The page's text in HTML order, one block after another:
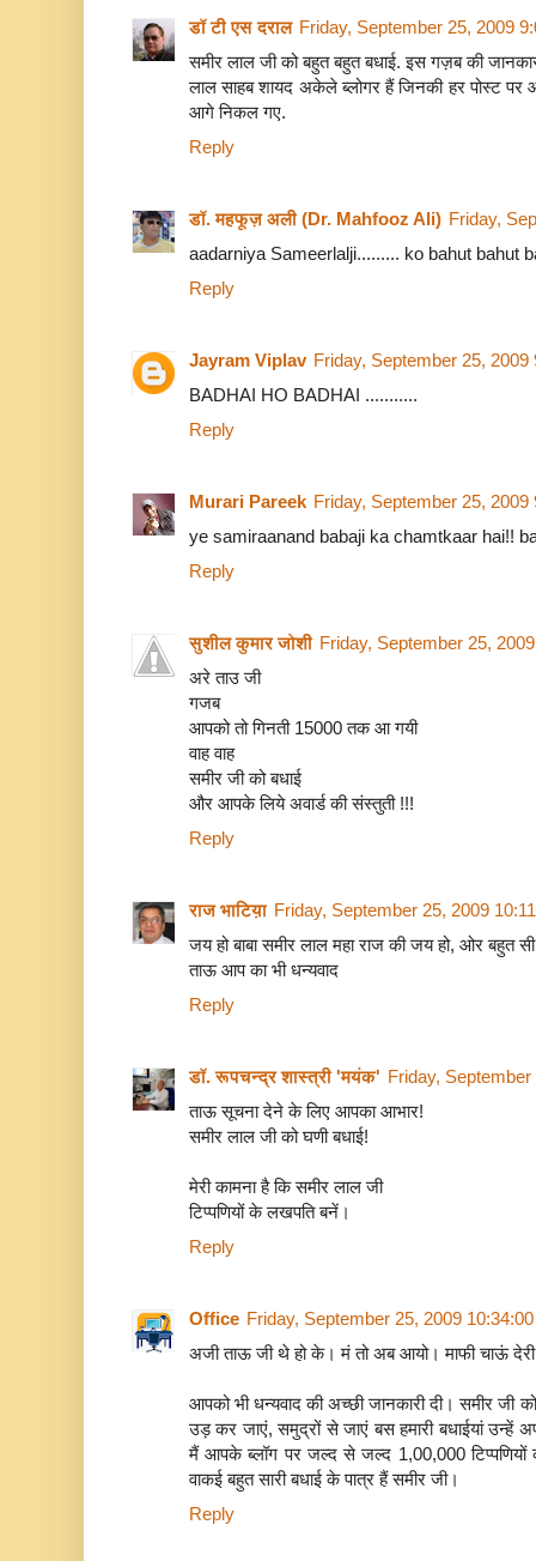
डॉ टी एस दराल Friday, September 25, 2009
समीर लाल जी को बहुत बहुत बधाई. इस गज़ब की
लाल साहब शायद अकेले ब्लोगर हैं जिनकी हर पोस्ट
आगे निकल गए.
Reply
डॉ. महफूज़ अली (Dr. Mahfooz Ali) Friday,
aadarniya Sameerlalji......... ko bahut bahut
Reply
Jayram Viplav Friday, September 25, 2009
BADHAI HO BADHAI ...........
Reply
Murari Pareek Friday, September 25, 2009
ye samiraanand babaji ka chamtkaar hai!!
Reply
सुशील कुमार जोशी Friday, September 25,
अरे ताउ जी
गजब
आपको तो गिनती 15000 तक आ गयी
वाह वाह
समीर जी को बधाई
और आपके लिये अवार्ड की संस्तुती !!!
Reply
राज भाटिय़ा Friday, September 25, 2009
जय हो बाबा समीर लाल महा राज की जय हो, ओर बहुत सी
ताऊ आप का भी धन्यवाद
Reply
डॉ. रूपचन्द्र शास्त्री 'मयंक' Friday,
ताऊ सूचना देने के लिए आपका आभार!
समीर लाल जी को घणी बधाई!
मेरी कामना है कि समीर लाल जी
टिप्पणियों के लखपति बनें।
Reply
Office Friday, September 25, 2009
अजी ताऊ जी थे हो के। मं तो अब आयो। माफी चाऊं
आपको भी धन्यवाद की अच्छी जानकारी दी। समीर जी
उड़ कर जाएं, समुद्रों से जाएं बस हमारी बधाईयां उन्हें
मैं आपके ब्लॉग पर जल्द से जल्द 1,00,000
वाकई बहुत सारी बधाई के पात्र हैं समीर जी।
Reply